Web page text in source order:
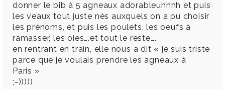
donner le bib à 5 agneaux adorableuhhhh et puis
les veaux tout juste nés auxquels on a pu choisir
les prénoms, et puis les poulets, les oeufs à
ramasser, les oies….et tout le reste….
en rentrant en train, elle nous a dit « je suis triste
parce que je voulais prendre les agneaux à
Paris »
;-)))))